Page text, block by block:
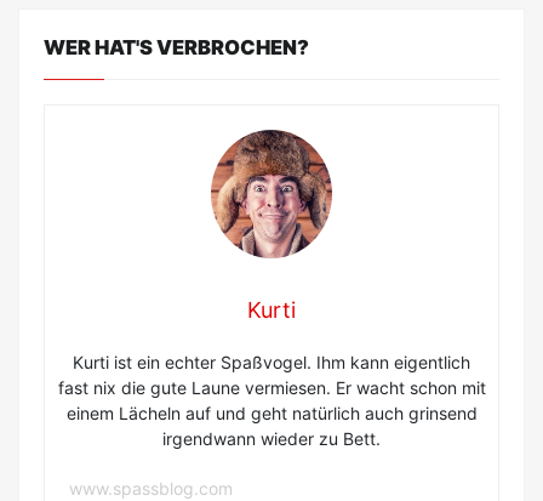
WER HAT'S VERBROCHEN?
Kurti
Kurti ist ein echter Spaßvogel. Ihm kann eigentlich
fast nix die gute Laune vermiesen. Er wacht schon mit
einem Lächeln auf und geht natürlich auch grinsend
irgendwann wieder zu Bett.
www.spassblog.com